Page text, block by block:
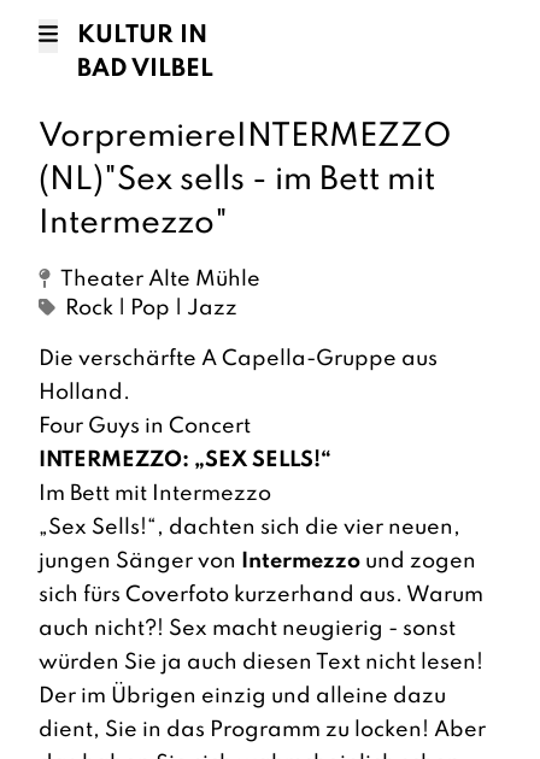
KULTUR IN
BAD VILBEL
VorpremiereINTERMEZZO
(NL)"Sex sells - im Bett mit
Intermezzo"
Theater Alte Mühle
Rock | Pop | Jazz
Die verschärfte A Capella-Gruppe aus
Holland.
Four Guys in Concert
INTERMEZZO: „SEX SELLS!“
Im Bett mit Intermezzo
„Sex Sells!“, dachten sich die vier neuen,
jungen Sänger von
Intermezzo und zogen
sich fürs Coverfoto kurzerhand aus. Warum
auch nicht?! Sex macht neugierig - sonst
würden Sie ja auch diesen Text nicht lesen!
Der im Übrigen einzig und alleine dazu
dient, Sie in das Programm zu locken! Aber